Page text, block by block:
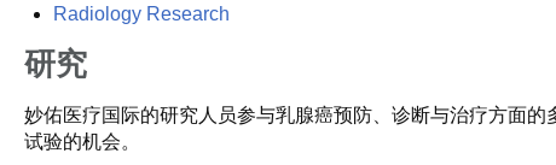
Radiology Research
研究
妙佑医疗国际的研究人员参与乳腺癌预防、诊断与治疗方面
试验的机会。